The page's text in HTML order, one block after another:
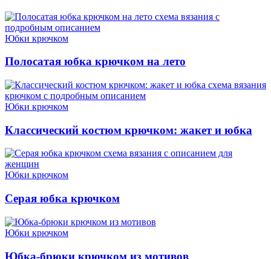
Юбки крючком
Полосатая юбка крючком на лето
Юбки крючком
Классический костюм крючком: жакет и юбка
Юбки крючком
Серая юбка крючком
Юбки крючком
Юбка-брюки крючком из мотивов